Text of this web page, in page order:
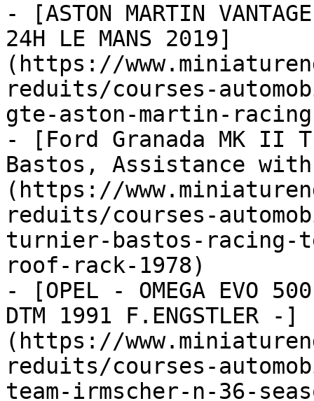
- [ASTON MARTIN
24H LE MANS 2019]
(https://
reduits/courses-
gte-aston-martin-
- [Ford Granada MK II
Bastos, Assistance
(https://
reduits/courses-
turnier-bastos-racing-
roof-rack-1978)
- [OPEL - OMEGA EVO 500
DTM 1991 F.ENGSTLER -]
(https://
reduits/courses-
team-irmscher-n-36-